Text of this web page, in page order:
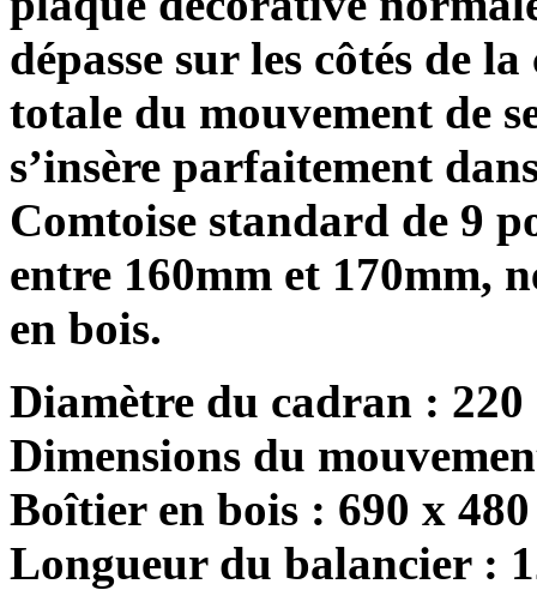
dépasse sur les côtés de
totale du mouvement de
s’insère parfaitement
Comtoise standard de 9
entre 160mm et 170mm,
en bois.
Diamètre du cadran : 220
Dimensions du
Boîtier en bois : 690 x
Longueur du balancier :